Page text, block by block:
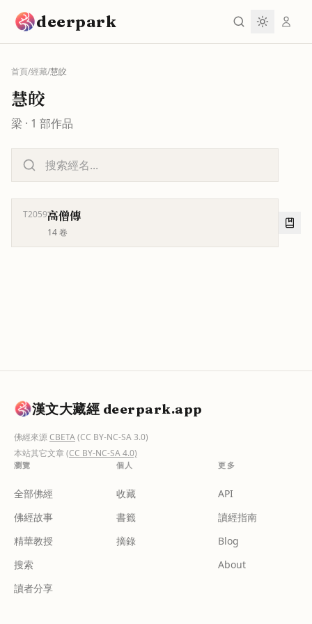
deerpark
首頁/經藏/慧皎
慧皎
梁 · 1 部作品
T2059高僧傳
14卷
漢文大藏經 deerpark.app
佛經來源CBETA(CC BY-NC-SA 3.0)
本站其它文章(CC BY-NC-SA 4.0)
瀏覽
全部佛經
佛經故事
精華教授
搜索
讀者分享
個人
收藏
書籤
摘錄
更多
API
讀經指南
Blog
About